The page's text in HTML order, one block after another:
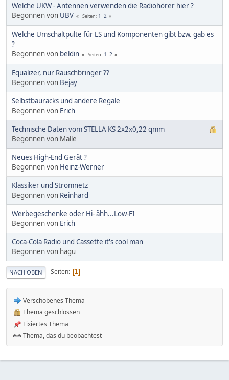
Welche UKW - Antennen verwenden die Radiohörer hier ?
Begonnen von UBV Seiten 1 2
Welche Umschaltpulte für LS und Komponenten gibt bzw. gab es
?
Begonnen von beldin Seiten 1 2
Equalizer, nur Rauschbringer ??
Begonnen von Bejay
Selbstbauracks und andere Regale
Begonnen von Erich
Technische Daten vom STELLA KS 2x2x0,22 qmm
Begonnen von Malle
Neues High-End Gerät ?
Begonnen von Heinz-Werner
Klassiker und Stromnetz
Begonnen von Reinhard
Werbegeschenke oder Hi- ähh...Low-FI
Begonnen von Erich
Coca-Cola Radio und Cassette it's cool man
Begonnen von hagu
NACH OBEN Seiten 1
Verschobenes Thema
Thema geschlossen
Fixiertes Thema
Thema, das du beobachtest